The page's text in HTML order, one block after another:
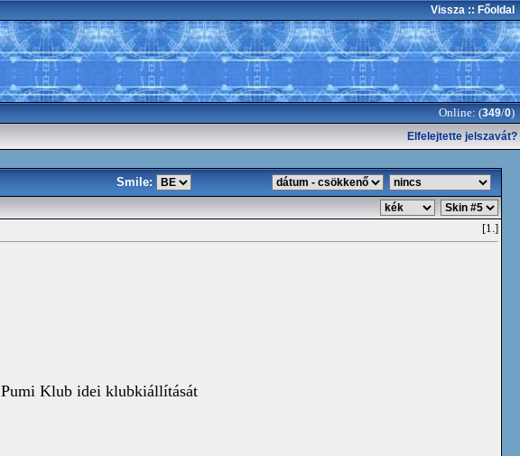
Vissza :: Főoldal
Online: (349/0)
Elfelejtette jelszavát?
Smile:
[1.]
Klub idei klubkiállítását